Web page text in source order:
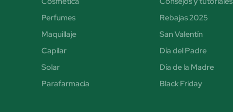
Perfumes
Maquillaje
Capilar
Solar
Parafarmacia
Rebajas 2025
San Valentín
Día del Padre
Día de la Madre
Black Friday